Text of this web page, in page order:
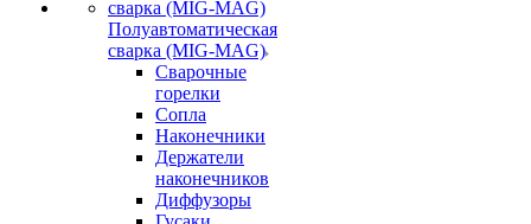
Полуавтоматическая
сварка (MIG-MAG)
Сварочные
горелки
Сопла
Наконечники
Держатели
наконечников
Диффузоры